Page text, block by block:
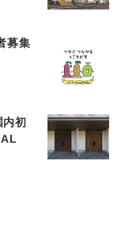
募集
内初